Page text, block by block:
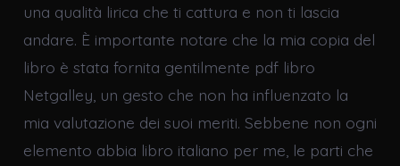
una qualità lirica che ti cattura e non ti lascia
andare. È importante notare che la mia copia del
libro è stata fornita gentilmente pdf libro
Netgalley, un gesto che non ha influenzato la
mia valutazione dei suoi meriti. Sebbene non ogni
elemento abbia libro italiano per me, le parti che